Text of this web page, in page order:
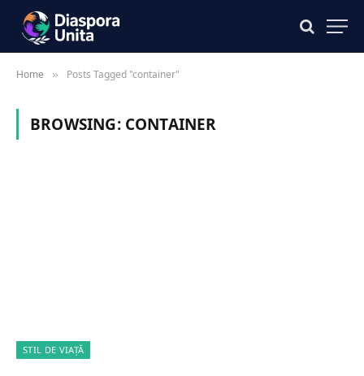
Home » Posts Tagged "container"
BROWSING: CONTAINER
STIL DE VIAȚĂ